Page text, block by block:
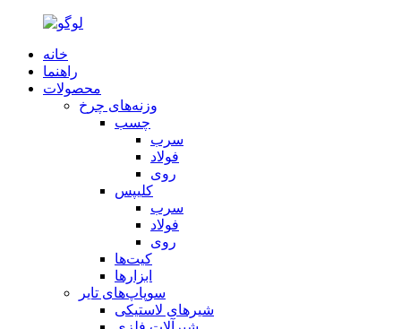
خانه
راهنما
محصولات
وزنه‌های چرخ
چسب
سرب
فولاد
روی
کلیپس
سرب
فولاد
روی
کیت‌ها
ابزارها
سوپاپ‌های تایر
شیرهای لاستیکی